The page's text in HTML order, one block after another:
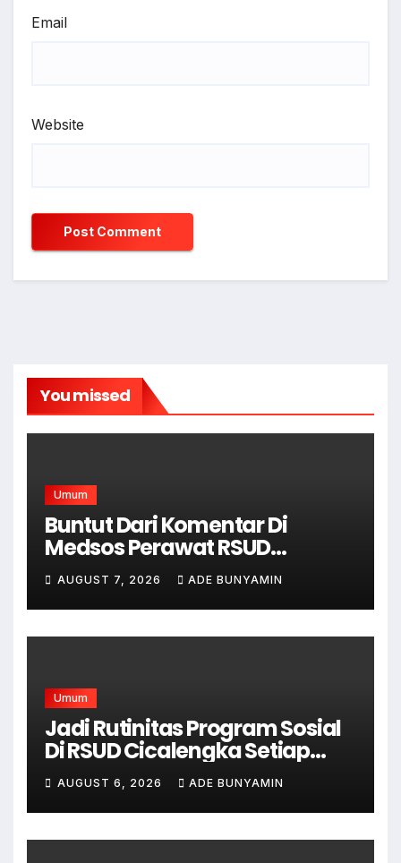
Email
Website
You missed
Umum
Buntut Dari Komentar Di
Medsos Perawat RSUD
Cicalengka Di Non Aktifkan
AUGUST 7, 2026 ADE BUNYAMIN
Umum
Jadi Rutinitas Program Sosial
Di RSUD Cicalengka Setiap
Bulan Gelar Sunatan Massal
Bagi Masyarakat Tidak
Mampu
AUGUST 6, 2026 ADE BUNYAMIN